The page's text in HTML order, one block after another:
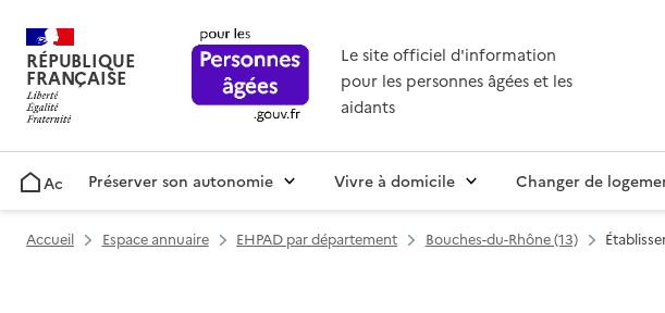
RÉPUBLIQUE
FRANÇAISE
Le site officiel d'information
pour les personnes âgées et les
aidants
AccueilPréserver son autonomie Vivre à domicile Changer de
Accueil Espace annuaire EHPAD par département Bouches-du-Rhône (13)